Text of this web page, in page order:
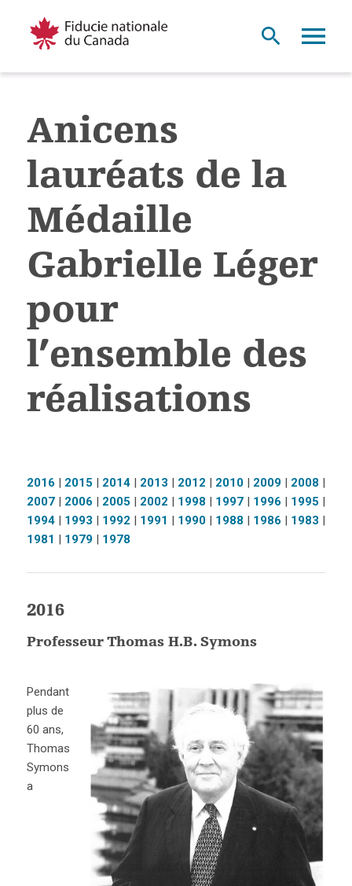
Anicens
lauréats de la
Médaille
Gabrielle Léger
pour
l’ensemble des
réalisations
2016 | 2015 | 2014| 2013 | 2012 | 2010| 2009| 2008 |
2007| 2006 | 2005 | 2002 | 1998 | 1997| 1996 | 1995 |
1994| 1993 | 1992 | 1991 | 1990| 1988 | 1986 | 1983 |
1981 | 1979| 1978
2016
Professeur Thomas H.B. Symons
Pendant
plus de
60 ans,
Thomas
Symons
a